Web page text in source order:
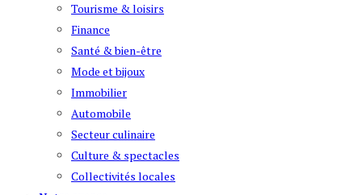
Tourisme & loisirs
Finance
Santé & bien-être
Mode et bijoux
Immobilier
Automobile
Secteur culinaire
Culture & spectacles
Collectivités locales